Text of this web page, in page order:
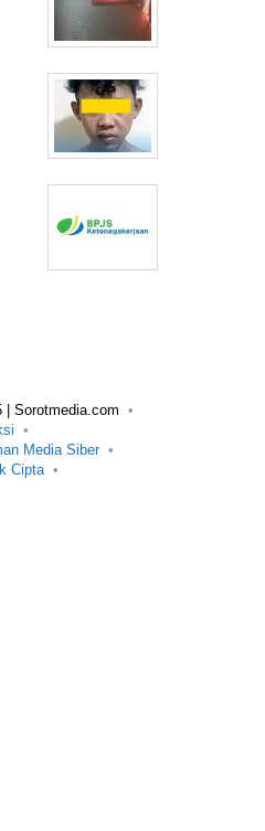
| Sorotmedia.com
Media Siber
Cipta